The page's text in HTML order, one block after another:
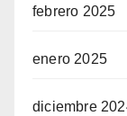
febrero 2025
enero 2025
diciembre